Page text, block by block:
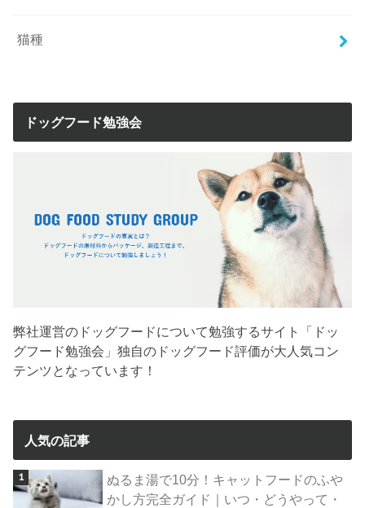
猫種
ドッグフード勉強会
弊社運営のドッグフードについて勉強するサイト「ドッ
グフード勉強会」独自のドッグフード評価が大人気コン
テンツとなっています！
人気の記事
ぬるま湯で10分！キャットフードのふや
かし方完全ガイド｜いつ・どうやって・